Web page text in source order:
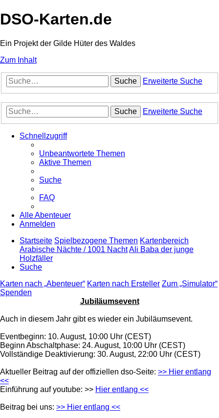
DSO-Karten.de
Ein Projekt der Gilde Hüter des Waldes
Zum Inhalt
Suche Erweiterte Suche
Suche Erweiterte Suche
Schnellzugriff
Unbeantwortete Themen
Aktive Themen
Suche
FAQ
Alle Abenteuer
Anmelden
Startseite Spielbezogene Themen Kartenbereich
Arabische Nächte / 1001 NachtAli Baba der junge
Holzfäller
Suche
Karten nach „Abenteuer“ Karten nach Ersteller Zum „Simulator“
Spenden
Jubiläumsevent
Auch in diesem Jahr gibt es wieder ein Jubiläumsevent.
Eventbeginn: 10. August, 10:00 Uhr (CEST)
Beginn Abschaltphase: 24. August, 10:00 Uhr (CEST)
Vollständige Deaktivierung: 30. August, 22:00 Uhr (CEST)
Aktueller Beitrag auf der offiziellen dso-Seite: >> Hier entlang
<<
Einführung auf youtube: >> Hier entlang <<
Beitrag bei uns: >> Hier entlang <<